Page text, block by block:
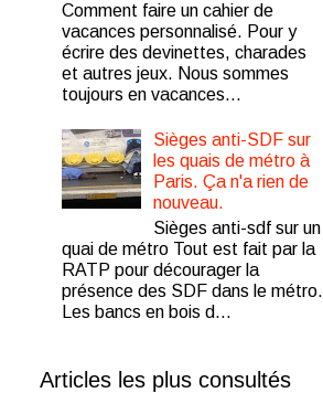
Comment faire un cahier de
vacances personnalisé. Pour y
écrire des devinettes, charades
et autres jeux. Nous sommes
toujours en vacances...
Sièges anti-SDF sur
les quais de métro à
Paris. Ça n'a rien de
nouveau.
Sièges anti-sdf sur un
quai de métro Tout est fait par la
RATP pour décourager la
présence des SDF dans le métro.
Les bancs en bois d...
Articles les plus consultés